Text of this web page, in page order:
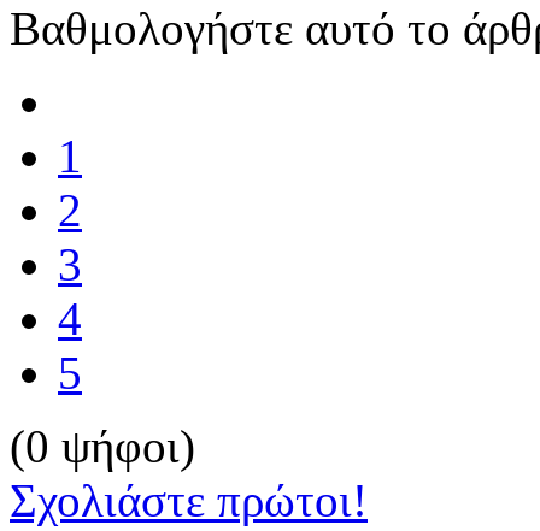
Βαθμολογήστε αυτό το
1
2
3
4
5
(0 ψήφοι)
Σχολιάστε πρώτοι!